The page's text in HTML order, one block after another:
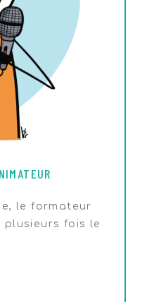
le formateur
plusieurs fois le